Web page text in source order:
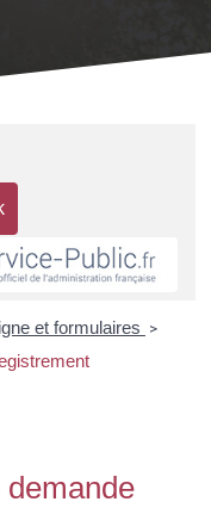
et formulaires >
demande